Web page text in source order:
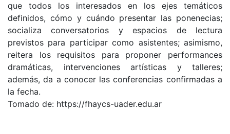
que todos los interesados en los ejes temáticos
definidos, cómo y cuándo presentar las ponenecias;
socializa conversatorios y espacios de lectura
previstos para participar como asistentes; asimismo,
reitera los requisitos para proponer performances
dramáticas, intervenciones artísticas y talleres;
además, da a conocer las conferencias confirmadas a
la fecha.
Tomado de: https://fhaycs-uader.edu.ar